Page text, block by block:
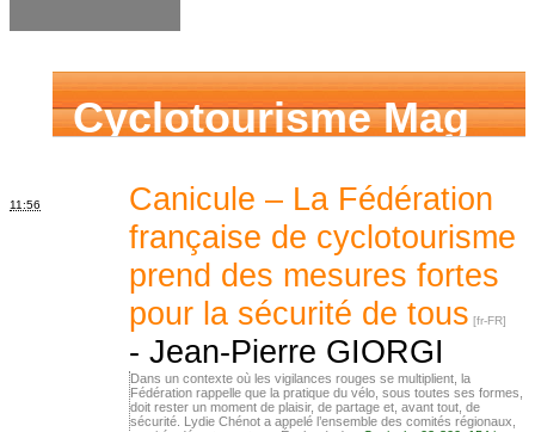
Cyclotourisme Mag
11:56
Canicule – La Fédération
française de cyclotourisme
prend des mesures fortes
pour la sécurité de tous
- Jean-Pierre GIORGI
Dans un contexte où les vigilances rouges se multiplient, la
Fédération rappelle que la pratique du vélo, sous toutes ses formes,
doit rester un moment de plaisir, de partage et, avant tout, de
sécurité. Lydie Chénot a appelé l’ensemble des comités régionaux,